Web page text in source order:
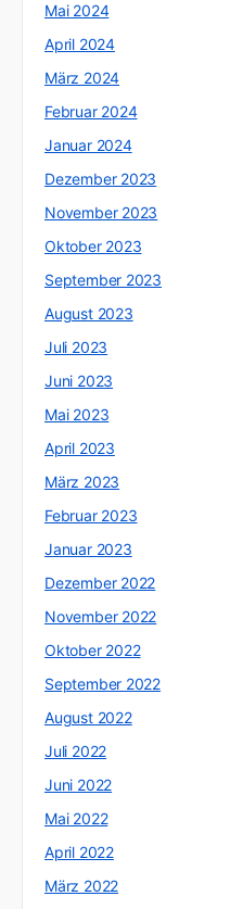
Mai 2024
April 2024
März 2024
Februar 2024
Januar 2024
Dezember 2023
November 2023
Oktober 2023
September 2023
August 2023
Juli 2023
Juni 2023
Mai 2023
April 2023
März 2023
Februar 2023
Januar 2023
Dezember 2022
November 2022
Oktober 2022
September 2022
August 2022
Juli 2022
Juni 2022
Mai 2022
April 2022
März 2022